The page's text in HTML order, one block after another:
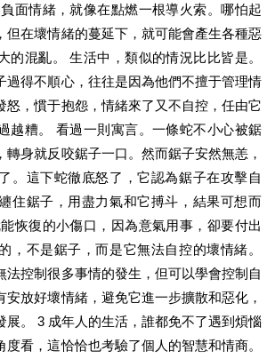
面情緒，就像在點燃一根導火索。哪怕起
但在壞情緒的蔓延下，就可能會產生各種惡
的混亂。 生活中，類似的情況比比皆是。
過得不順心，往往是因為他們不擅于管理情
怒，慣于抱怨，情緒來了又不自控，任由它
越糟。 看過一則寓言。一條蛇不小心被鋸
轉身就反咬鋸子一口。然而鋸子安然無恙，
。這下蛇徹底怒了，它認為鋸子在攻擊自
住鋸子，用盡力氣和它搏斗，結果可想而
恢復的小傷口，因為意氣用事，卻要付出
，不是鋸子，而是它無法自控的壞情緒。
法控制很多事情的發生，但可以學會控制自
安放好壞情緒，避免它進一步擴散和惡化，
展。 3 成年人的生活，誰都免不了遇到煩惱
看，這恰恰也考驗了個人的智慧和情商。